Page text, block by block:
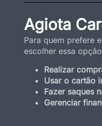
Agiota
Para quem prefere
escolher essa
Realizar
Usar o cartão
Fazer saques
Gerenciar